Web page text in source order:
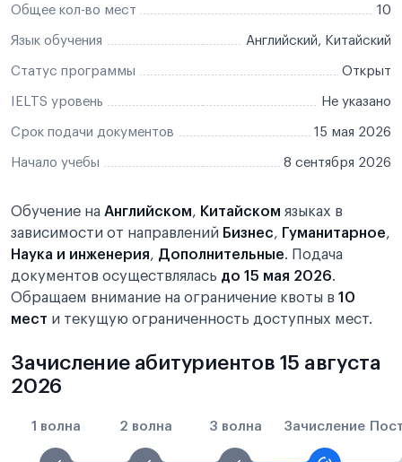
Общее кол-во мест 10
Язык обучения Английский, Китайский
Статус программы Открыт
IELTS уровень Не указано
Срок подачи документов 15 мая 2026
Начало учебы 8 сентября 2026
Обучение на Английском, Китайском языках в
зависимости от направлений Бизнес, Гуманитарное,
Наука и инженерия, Дополнительные. Подача
документов осуществлялась до 15 мая 2026.
Обращаем внимание на ограничение квоты в 10
мест и текущую ограниченность доступных мест.
Зачисление абитуриентов 15 августа
2026
1 волна 2 волна 3 волна Зачисление